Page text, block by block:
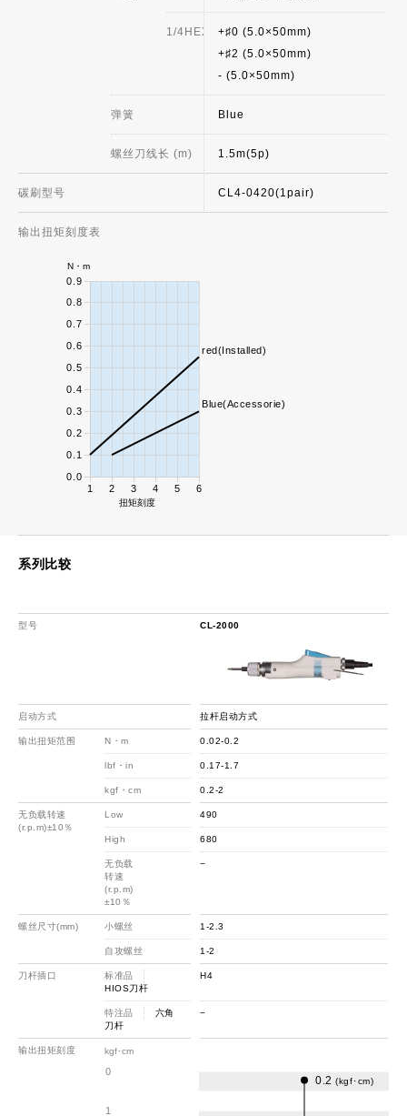
1/4HEX
弹簧
螺丝刀线长 (m)
碳刷型号
输出扭矩刻度表
+♯0 (5.0×50mm)
+♯2 (5.0×50mm)
- (5.0×50mm)
Blue
1.5m(5p)
CL4-0420(1pair)
1 2 3 4 5 6
扭矩刻度
0.0
0.1
0.2
0.3
0.4
0.5
0.6
0.7
0.8
0.9
N・m
red(Installed)
Blue(Accessorie)
系列比较
型号
启动方式
输出扭矩范围 N・m
lbf・in
kgf・cm
无负载转速
(r.p.m)±10％
Low
High
无负载
转速
(r.p.m)
±10％
螺丝尺寸(mm) 小螺丝
自攻螺丝
刀杆插口
标准品
HIOS刀杆
特注品
六角
刀杆
输出扭矩刻度
0
1
kgf･cm
CL-2000
拉杆启动方式
0.02-0.2
0.17-1.7
0.2-2
490
680
−
1-2.3
1-2
H4
−
0.2 (kgf･cm)